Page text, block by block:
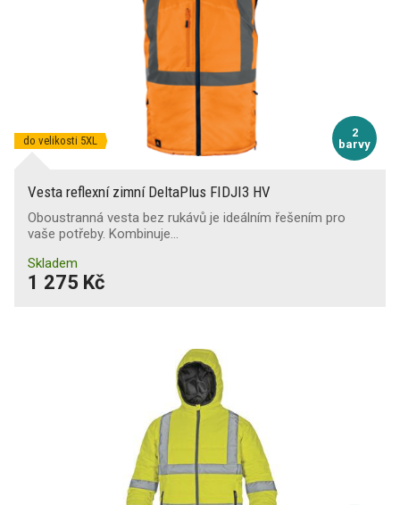
2
barvy
do velikosti 5XL
Vesta reflexní zimní DeltaPlus FIDJI3 HV
Oboustranná vesta bez rukávů je ideálním řešením pro
vaše potřeby. Kombinuje…
Skladem
1 275 Kč